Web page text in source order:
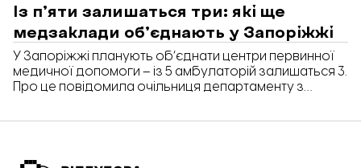
Із п’яти залишаться три: які ще
медзаклади об’єднають у Запоріжжі
У Запоріжжі планують об’єднати центри первинної
медичної допомоги – із 5 амбулаторій залишаться 3.
Про це повідомила очільниця департаменту з
Анна Дуб під час засідання постійної депутатської